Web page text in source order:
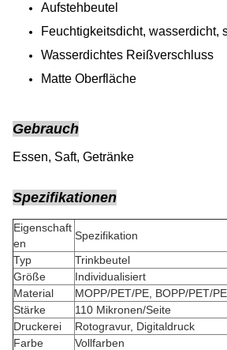
Aufstehbeutel
Feuchtigkeitsdicht, wasserdicht,
Wasserdichtes Reißverschluss
Matte Oberfläche
Gebrauch
Essen, Saft, Getränke
Spezifikationen
Eigenschaft
en
Spezifikation
Typ
Trinkbeutel
Größe
Individualisiert
Material
MOPP/PET/PE, BOPP/PET/PE
Stärke
110 Mikronen/Seite
Druckerei
Rotogravur, Digitaldruck
Farbe
Vollfarben